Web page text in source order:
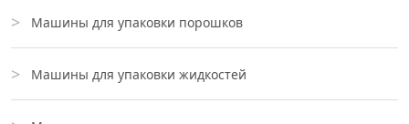
Машины для упаковки порошков
Машины для упаковки жидкостей